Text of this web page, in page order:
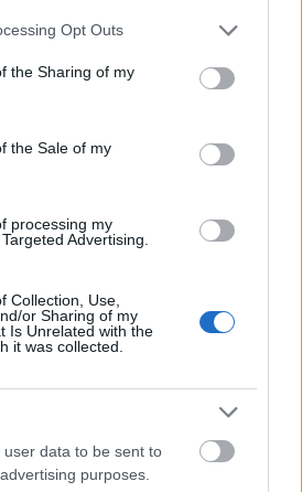
app uses one or more Google
usage behaviour. You may click to
Google and its third-party tags to
specified purposes in below Google
Opt Outs
the Sharing of my
the Sale of my
processing my
Advertising.
Collection, Use,
or Sharing of my
Is Unrelated with the
it was collected.
user data to be sent to
purposes.
MEDIA GROUP A.E.” και κατ’
κατέχει αυτή “www.paraskhnio.gr”
(ΕΕ) 2018/334 της Επιτροπής της 1ης
για την αποτελεσματική
περιεχομένου στο διαδίκτυο (L 63).
Μ.Η.Τ. 262047